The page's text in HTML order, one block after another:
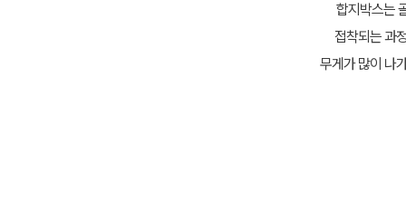
합지박스는
접착되는 과
무게가 많이 나